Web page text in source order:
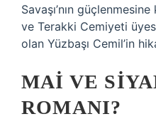
Savaşı’nın
ve Terakki Cemiyeti
olan Yüzbaşı Cemil’in
MAI VE
ROMANI?